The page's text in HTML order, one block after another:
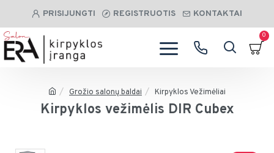
PRISIJUNGTI REGISTRUOTIS KONTAKTAI
0
Grožio salonų baldai Kirpyklos Vežimėliai
Kirpyklos vežimėlis DIR Cubex